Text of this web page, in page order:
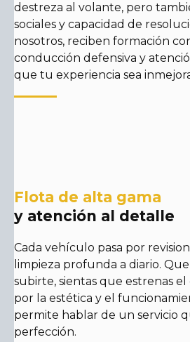
destreza al volante, pero
sociales y capacidad de
nosotros, reciben formación
conducción defensiva y
que tu experiencia sea
Flota de alta gama
y atención al detalle
Cada vehículo pasa por
limpieza profunda a diario.
subirte, sientas que estrenas el
por la estética y el
permite hablar de un servicio
perfección.